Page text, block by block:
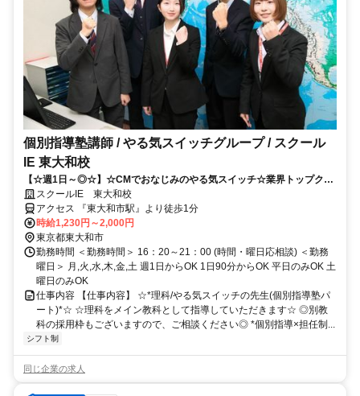
個別指導塾講師 / やる気スイッチグループ / スクール
IE 東大和校
【☆週1日～◎☆】☆CMでおなじみのやる気スイッチ☆業界トップクラ
スの教育力！！
スクールIE 東大和校
アクセス 『東大和市駅』より徒歩1分
時給1,230円～2,000円
東京都東大和市
勤務時間 ＜勤務時間＞ 16：20～21：00 (時間・曜日応相談) ＜勤務
曜日＞ 月,火,水,木,金,土 週1日からOK 1日90分からOK 平日のみOK 土
曜日のみOK
仕事内容 【仕事内容】 ☆*理科/やる気スイッチの先生(個別指導塾パ
ート)*☆ ☆理科をメイン教科として指導していただきます☆ ◎別教
科の採用枠もございますので、ご相談ください◎ *個別指導×担任制...
シフト制
同じ企業の求人